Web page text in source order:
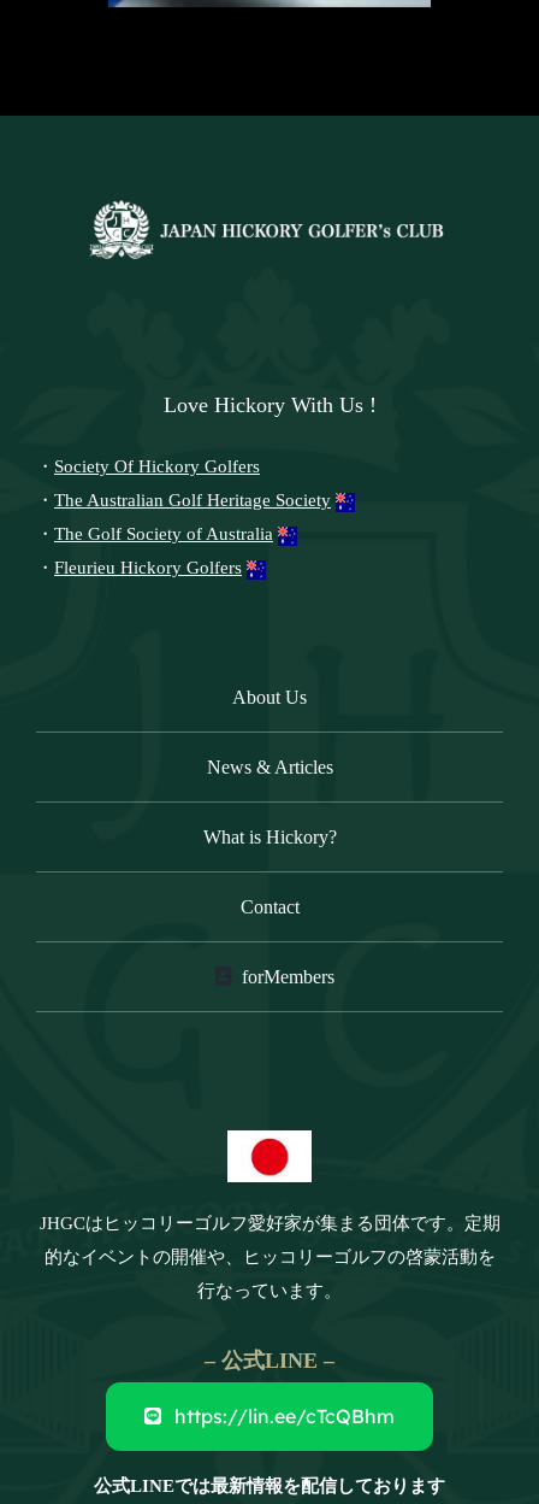
Love Hickory With Us !
・ Society Of Hickory Golfers
・ The Australian Golf Heritage Society
・ The Golf Society of Australia
・ Fleurieu Hickory Golfers
About Us
News & Articles
What is Hickory?
Contact
forMembers
JHGCは ヒッコリーゴルフ愛好家が集まる団体です。定期
的なイベントの開催や、ヒッコリーゴルフの啓蒙活動を
行なっています。
– 公式LINE –
https://lin.ee/cTcQBhm
公式LINEでは最新情報を配信しております